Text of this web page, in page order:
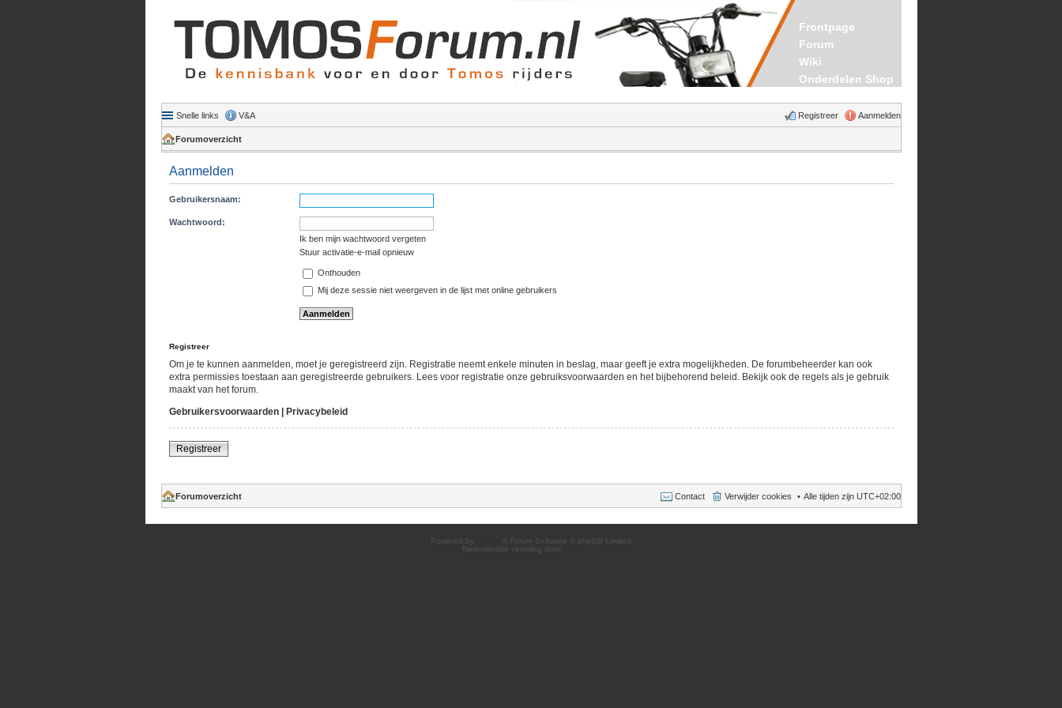
Frontpage
Forum
Wiki
Onderdelen Shop
Snelle links V&A Aanmelden
Registreer
Forumoverzicht
Aanmelden
Gebruikersnaam:
Wachtwoord:
Ik ben mijn wachtwoord vergeten
Stuur activatie-e-mail opnieuw
Onthouden
Mij deze sessie niet weergeven in de lijst met online gebruikers
Registreer
Om je te kunnen aanmelden, moet je geregistreerd zijn. Registratie neemt enkele minuten in beslag, maar geeft je extra mogelijkheden. De forumbeheerder kan ook
extra permissies toestaan aan geregistreerde gebruikers. Lees voor registratie onze gebruiksvoorwaarden en het bijbehorend beleid. Bekijk ook de regels als je gebruik
maakt van het forum.
Gebruikersvoorwaarden| Privacybeleid
Registreer
Forumoverzicht Alle tijden zijn UTC+02:00
Verwijder cookies
Contact
Powered by
® Forum Software © phpBB Limited
Nederlandse vertaling door